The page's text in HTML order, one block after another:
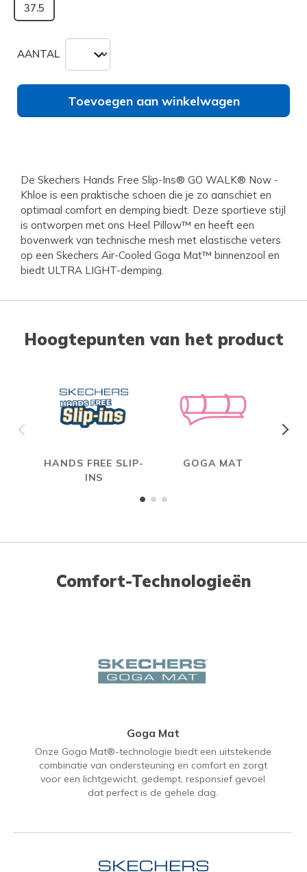
37.5
AANTAL
Toevoegen aan winkelwagen
De Skechers Hands Free Slip-Ins® GO WALK® Now -
Khloe is een praktische schoen die je zo aanschiet en
optimaal comfort en demping biedt. Deze sportieve stijl
is ontworpen met ons Heel Pillow™ en heeft een
bovenwerk van technische mesh met elastische veters
op een Skechers Air-Cooled Goga Mat™ binnenzool en
biedt ULTRA LIGHT-demping.
Hoogtepunten van het product
HANDS FREE SLIP-
INS
GOGA MAT
Comfort-Technologieën
Goga Mat
Onze Goga Mat®-technologie biedt een uitstekende
combinatie van ondersteuning en comfort en zorgt
voor een lichtgewicht, gedempt, responsief gevoel
dat perfect is de gehele dag.